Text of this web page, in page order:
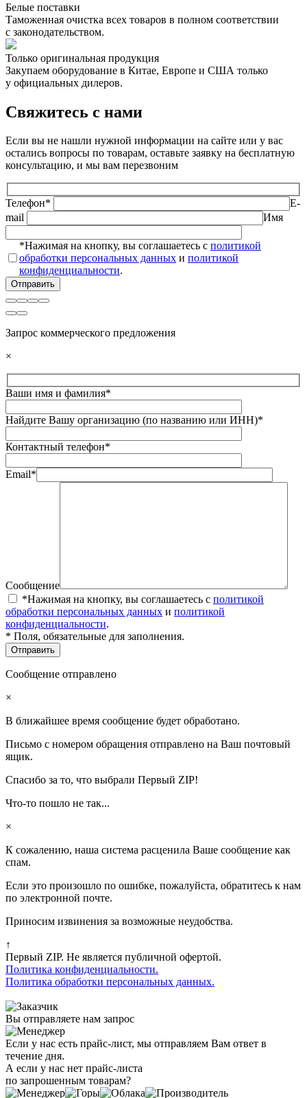
Белые поставки
Таможенная очистка всех товаров в полном соответствии
с законодательством.
Только оригинальная продукция
Закупаем оборудование в Китае, Европе и США только
у официальных дилеров.
Свяжитесь с нами
Если вы не нашли нужной информации на сайте или у вас
остались вопросы по товарам, оставьте заявку на бесплатную
консультацию, и мы вам перезвоним
Телефон*
E-
mail
Имя
*Нажимая на кнопку, вы соглашаетесь с политикой
обработки персональных данных и политикой
конфиденциальности.
Запрос коммерческого предложения
×
Ваши имя и фамилия*
Найдите Вашу организацию (по названию или ИНН)*
Контактный телефон*
Email*
Сообщение
*Нажимая на кнопку, вы соглашаетесь с политикой
обработки персональных данных и политикой
конфиденциальности.
* Поля, обязательные для заполнения.
Сообщение отправлено
×
В ближайшее время сообщение будет обработано.
Письмо с номером обращения отправлено на Ваш почтовый
ящик.
Спасибо за то, что выбрали Первый ZIP!
Что-то пошло не так...
×
К сожалению, наша система расценила Ваше сообщение как
спам.
Если это произошло по ошибке, пожалуйста, обратитесь к нам
по электронной почте.
Приносим извинения за возможные неудобства.
↑
Первый ZIP. Не является публичной офертой.
Политика конфиденциальности.
Политика обработки персональных данных.
Вы отправляете нам запрос
Если у нас есть прайс-лист, мы отправляем Вам ответ в
течение дня.
А если у нас нет прайс-листа
по запрошенным товарам?